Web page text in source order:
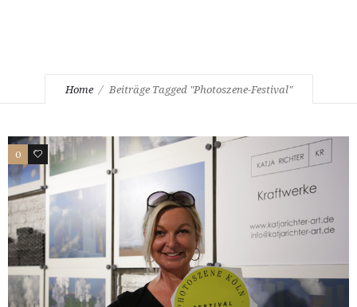
Home Beiträge Tagged "Photoszene-Festival"
0 5